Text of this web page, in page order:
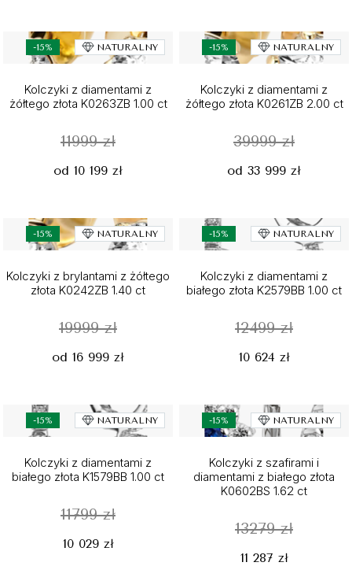
-15% NATURALNY
Kolczyki z diamentami z
żółtego złota K0263ZB 1.00 ct
11999 zł
od 10 199 zł
-15% NATURALNY
Kolczyki z diamentami z
żółtego złota K0261ZB 2.00 ct
39999 zł
od 33 999 zł
-15% NATURALNY
Kolczyki z brylantami z żółtego
złota K0242ZB 1.40 ct
19999 zł
od 16 999 zł
-15% NATURALNY
Kolczyki z diamentami z
białego złota K2579BB 1.00 ct
12499 zł
10 624 zł
-15% NATURALNY
Kolczyki z diamentami z
białego złota K1579BB 1.00 ct
11799 zł
10 029 zł
-15% NATURALNY
Kolczyki z szafirami i
diamentami z białego złota
K0602BS 1.62 ct
13279 zł
11 287 zł